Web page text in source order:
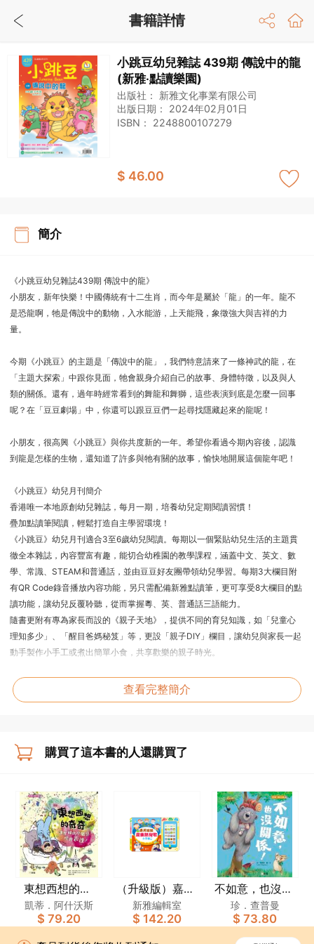
小跳豆幼兒雜誌 439期 傳說中的龍
(新雅‧點讀樂園)
出版社： 新雅文化事業有限公司
出版日期： 2024年02月01日
ISBN： 2248800107279
$ 46.00
簡介
《小跳豆幼兒雜誌439期 傳說中的龍》
小朋友，新年快樂！中國傳統有十二生肖，而今年是屬於「龍」的一年。龍不
是恐龍啊，牠是傳說中的動物，入水能游，上天能飛，象徵強大與吉祥的力
量。
今期《小跳豆》的主題是「傳說中的龍」，我們特意請來了一條神武的龍，在
「主題大探索」中跟你見面，牠會親身介紹自己的故事、身體特徵，以及與人
類的關係。還有，過年時經常看到的舞龍和舞獅，這些表演到底是怎麼一回事
呢？在「豆豆劇場」中，你還可以跟豆豆們一起尋找隱藏起來的龍呢！
小朋友，很高興《小跳豆》與你共度新的一年。希望你看過今期內容後，認識
到龍是怎樣的生物，還知道了許多與牠有關的故事，愉快地開展這個龍年吧！
《小跳豆》幼兒月刊簡介
香港唯一本地原創幼兒雜誌，每月一期，培養幼兒定期閱讀習慣！
疊加點讀筆閱讀，輕鬆打造自主學習環境！
《小跳豆》幼兒月刊適合3至6歲幼兒閱讀。每期以一個緊貼幼兒生活的主題貫
徹全本雜誌，內容豐富有趣，能切合幼稚園的教學課程，涵蓋中文、英文、數
學、常識、STEAM和普通話，並由豆豆好友團帶領幼兒學習。每期3大欄目附
有QR Code錄音播放內容功能，另只需配備新雅點讀筆，更可享受8大欄目的點
讀功能，讓幼兒反覆聆聽，從而掌握粵、英、普通話三語能力。
隨書更附有專為家長而設的《親子天地》，提供不同的育兒知識，如「兒童心
理知多少」、「醒目爸媽秘笈」等，更設「親子DIY」欄目，讓幼兒與家長一起
動手製作小手工或煮出簡單小食，共享歡樂的親子時光。
幼兒能透過閱讀《小跳豆》學習兩文三語，增進課外知識，拓闊視野，與家長
一同享受閱讀樂趣，從小培養良好的閱讀習慣！
1.主題式學習
2.內容豐富全面
參照幼稚園教學課程設計內容，涵蓋中文、英文、數學、常識、STEAM和普通
話，配合不同欄目，讓幼兒打好學習基礎，全面發展。
3.三語點讀功能
內容涵蓋中、英文，讓幼兒從不同欄目中學習中英生詞及句子。月刊3大欄目附
有QR Code錄音播放內容功能，另只需配備新雅點讀筆，更可享受8大欄目的點
讀功能，當中提供粵、英、普三語字詞的正統發音，配合不同學習需要。
查看完整簡介
購買了這本書的人還購買了
東想西想的奇
奇：讓忙碌的小
腦袋學會表達！
凱蒂．阿什沃斯
$ 79.20
（升級版）嘉芙
姐姐廣東話兒歌
小手機
新雅編輯室
$ 142.20
不如意，也沒關
係！[新雅．繪
本館]
珍．查普曼
$ 73.80
書籍詳情